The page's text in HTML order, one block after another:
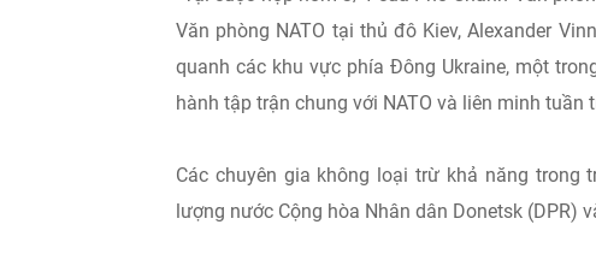
Văn phòng NATO tại thủ đô Kiev, Alexander
quanh các khu vực phía Đông Ukraine, một
hành tập trận chung với NATO và liên minh
Các chuyên gia không loại trừ khả năng trong
lượng nước Cộng hòa Nhân dân Donetsk (DPR)